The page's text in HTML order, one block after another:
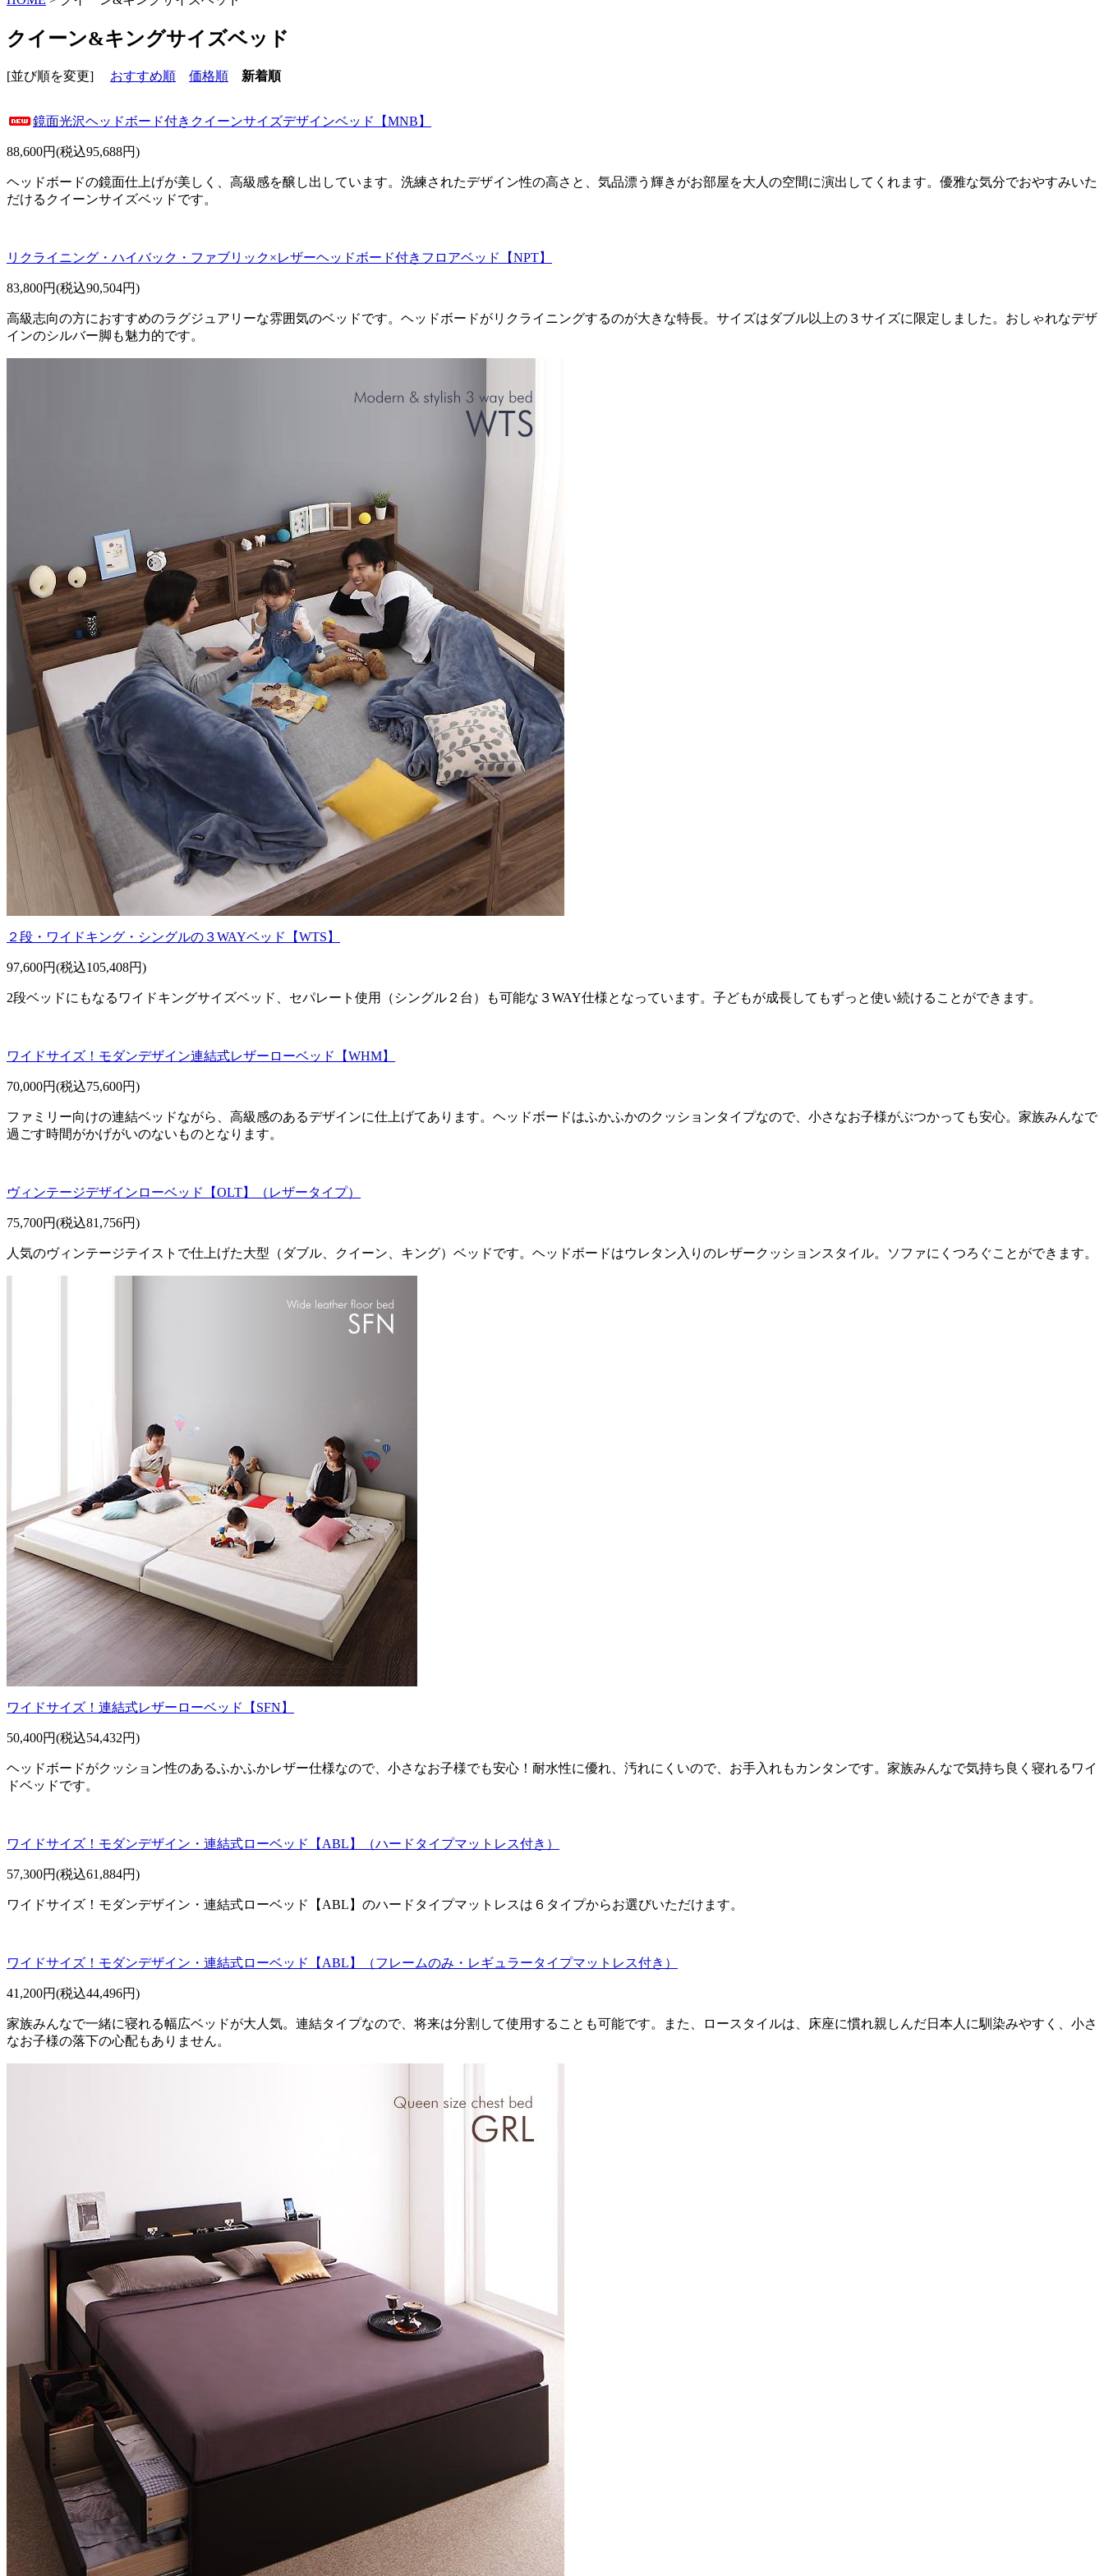
クイーン&キングサイズベッド
[並び順を変更] おすすめ順 価格順 新着順
鏡面光沢ヘッドボード付きクイーンサイズデザインベッド【MNB】
88,600円(税込95,688円)
ヘッドボードの鏡面仕上げが美しく、高級感を醸し出しています。洗練されたデザイン性の高さと、気品漂う輝きがお部屋を大人の空間に演出してくれます。優雅な気分でおやすみいた
だけるクイーンサイズベッドです。
リクライニング・ハイバック・ファブリック×レザーヘッドボード付きフロアベッド【NPT】
83,800円(税込90,504円)
高級志向の方におすすめのラグジュアリーな雰囲気のベッドです。ヘッドボードがリクライニングするのが大きな特長。サイズはダブル以上の３サイズに限定しました。おしゃれなデザ
インのシルバー脚も魅力的です。
２段・ワイドキング・シングルの３WAYベッド【WTS】
97,600円(税込105,408円)
2段ベッドにもなるワイドキングサイズベッド、セパレート使用（シングル２台）も可能な３WAY仕様となっています。子どもが成長してもずっと使い続けることができます。
ワイドサイズ！モダンデザイン連結式レザーローベッド【WHM】
70,000円(税込75,600円)
ファミリー向けの連結ベッドながら、高級感のあるデザインに仕上げてあります。ヘッドボードはふかふかのクッションタイプなので、小さなお子様がぶつかっても安心。家族みんなで
過ごす時間がかげがいのないものとなります。
ヴィンテージデザインローベッド【OLT】（レザータイプ）
75,700円(税込81,756円)
人気のヴィンテージテイストで仕上げた大型（ダブル、クイーン、キング）ベッドです。ヘッドボードはウレタン入りのレザークッションスタイル。ソファにくつろぐことができます。
ワイドサイズ！連結式レザーローベッド【SFN】
50,400円(税込54,432円)
ヘッドボードがクッション性のあるふかふかレザー仕様なので、小さなお子様でも安心！耐水性に優れ、汚れにくいので、お手入れもカンタンです。家族みんなで気持ち良く寝れるワイ
ドベッドです。
ワイドサイズ！モダンデザイン・連結式ローベッド【ABL】（ハードタイプマットレス付き）
57,300円(税込61,884円)
ワイドサイズ！モダンデザイン・連結式ローベッド【ABL】のハードタイプマットレスは６タイプからお選びいただけます。
ワイドサイズ！モダンデザイン・連結式ローベッド【ABL】（フレームのみ・レギュラータイプマットレス付き）
41,200円(税込44,496円)
家族みんなで一緒に寝れる幅広ベッドが大人気。連結タイプなので、将来は分割して使用することも可能です。また、ロースタイルは、床座に慣れ親しんだ日本人に馴染みやすく、小さ
なお子様の落下の心配もありません。